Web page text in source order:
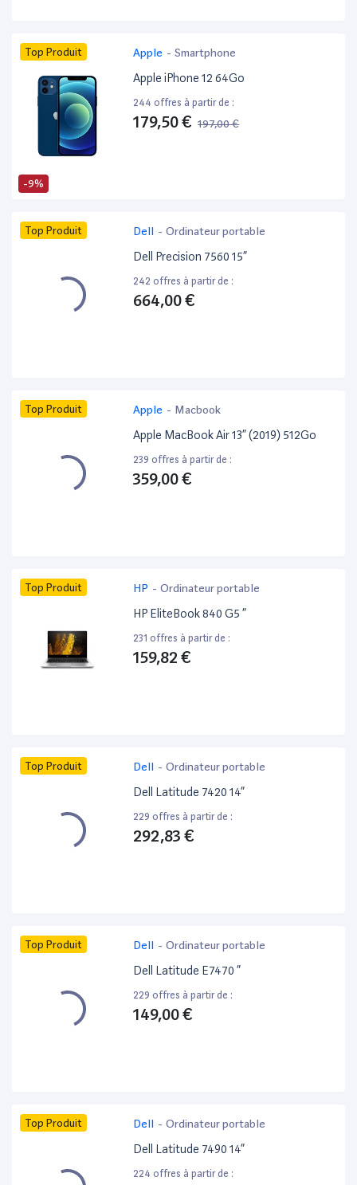
-9%
Top Produit Apple - Smartphone
Apple iPhone 12 64Go
244 offres à partir de :
179,50 € 197,00 €
Top Produit Dell - Ordinateur portable
Dell Precision 7560 15”
242 offres à partir de :
664,00 €
Top Produit Apple - Macbook
Apple MacBook Air 13” (2019) 512Go
239 offres à partir de :
359,00 €
Top Produit HP - Ordinateur portable
HP EliteBook 840 G5 ”
231 offres à partir de :
159,82 €
Top Produit Dell - Ordinateur portable
Dell Latitude 7420 14”
229 offres à partir de :
292,83 €
Top Produit Dell - Ordinateur portable
Dell Latitude E7470 ”
229 offres à partir de :
149,00 €
Top Produit Dell - Ordinateur portable
Dell Latitude 7490 14”
224 offres à partir de :